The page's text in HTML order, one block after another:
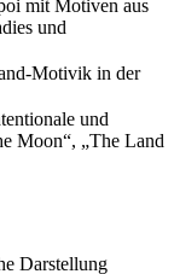
mit Motiven aus
und
Motivik in der
und
Moon“, „The Land
Darstellung